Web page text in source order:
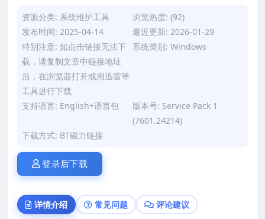
资源分类: 系统维护工具
浏览热度: (92)
发布时间: 2025-04-14
最近更新: 2026-01-29
特别注意: 如点击链接无法下
载，请复制文章中链接地址
后，在浏览器打开或用迅雷等
工具进行下载
系统类别: Windows
支持语言: English+语言包
版本号: Service Pack 1
(7601.24214)
下载方式: BT磁力链接
登录后下载
详情介绍 常见问题 评论建议